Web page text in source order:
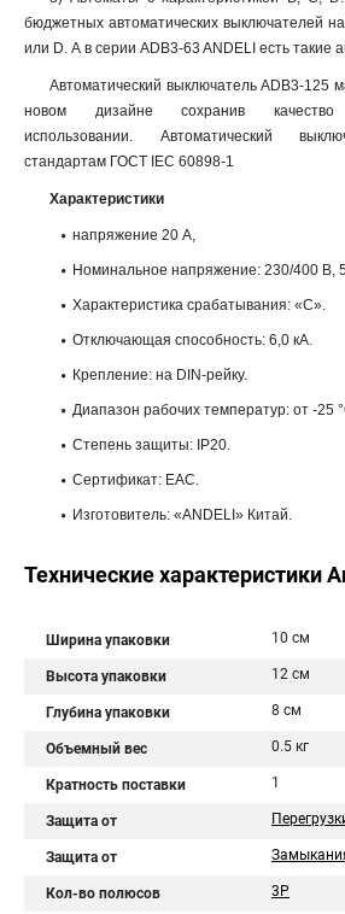
бюджетных автоматических выключателей
или D. А в серии ADB3-63 ANDELI есть такие
Автоматический выключатель ADB3-125
новом дизайне сохранив
использовании. Автоматический
стандартам ГОСТ IEC 60898-1
Характеристики
напряжение 20 А,
Номинальное напряжение: 230/400 В,
Характеристика срабатывания: «С».
Отключающая способность: 6,0 кА.
Крепление: на DIN-рейку.
Диапазон рабочих температур: от -25
Степень защиты: IP20.
Сертификат: ЕАС.
Изготовитель: «ANDELI» Китай.
Технические характеристики
Ширина упаковки 10 см
Высота упаковки 12 см
Глубина упаковки 8 см
Объемный вес 0.5 кг
Кратность поставки 1
Защита от
Защита от
Кол-во полюсов 3P